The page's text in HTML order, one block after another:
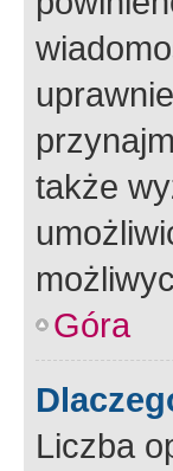
także
Góra
Liczba